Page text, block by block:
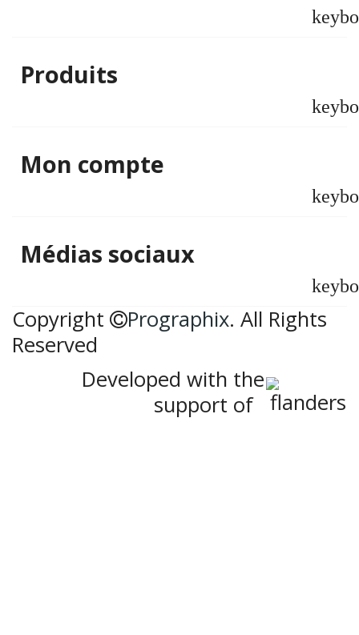
Produits
Mon compte
Médias sociaux
Copyright Prographix. All Rights
Reserved
Developed with the
support of